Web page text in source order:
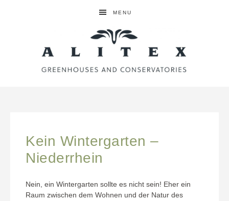
MENU
Kein Wintergarten –
Niederrhein
Nein, ein Wintergarten sollte es nicht sein! Eher ein
Raum zwischen dem Wohnen und der Natur des